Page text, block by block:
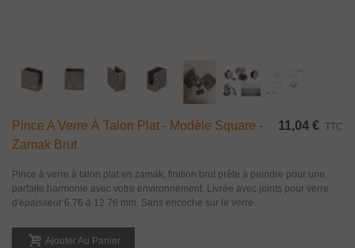
Pince A Verre À Talon Plat - Modèle Square -
Zamak Brut
11,04 € TTC
Pince à verre à talon plat en zamak, finition brut prête à peindre pour une
parfaite harmonie avec votre environnement. Livrée avec joints pour verre
d'épaisseur 6.76 à 12.76 mm. Sans encoche sur le verre.
Ajouter Au Panier